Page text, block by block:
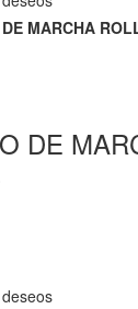
MARCHA
DE